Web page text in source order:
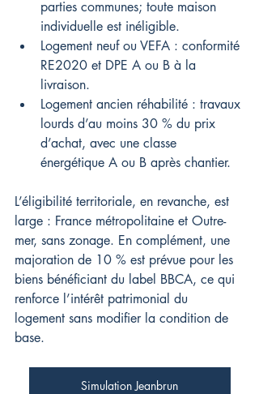
parties communes; toute maison
individuelle est inéligible.
Logement neuf ou VEFA : conformité
RE2020 et DPE A ou B à la
livraison.
Logement ancien réhabilité : travaux
lourds d’au moins 30 % du prix
d’achat, avec une classe
énergétique A ou B après chantier.
L’éligibilité territoriale, en revanche, est
large : France métropolitaine et Outre-
mer, sans zonage. En complément, une
majoration de 10 % est prévue pour les
biens bénéficiant du label BBCA, ce qui
renforce l’intérêt patrimonial du
logement sans modifier la condition de
base.
Simulation Jeanbrun